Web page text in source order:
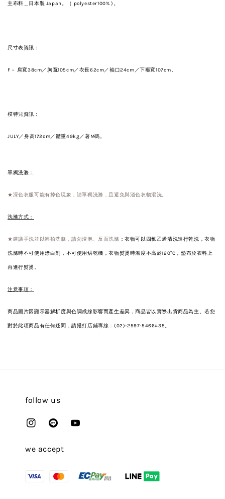
主布料＿日本製 Japan。（ polyester100% )。
尺寸表資訊：
F－ 肩寬38cm／胸寬105cm／衣長62cm／袖口24cm ／下襬寬107cm。
模特兒資訊：
JULY／身高172cm／體重49kg／著M碼。
單獨洗滌：
★深色衣服可能有掉色現象，請單獨洗滌，且避免與淺色衣物混洗。
洗滌方式：
★建議手洗並以輕拍洗滌，請勿浸泡、反面洗滌 ；衣物可以四氯乙烯清洗進行乾洗，衣物
洗滌時不可使用漂白劑，不可使用烘乾機，衣物熨燙時溫度不高於120°C，墊布於衣料上
再進行熨燙。
注意事項：
商品圖片因顯示器解析度與色調成線影響而產生差異，商品皆以實際出貨商品為主。若您
對於此項商品有任何疑問，請撥打店鋪專線：(02)-2597-5466#35。
follow us
we accept